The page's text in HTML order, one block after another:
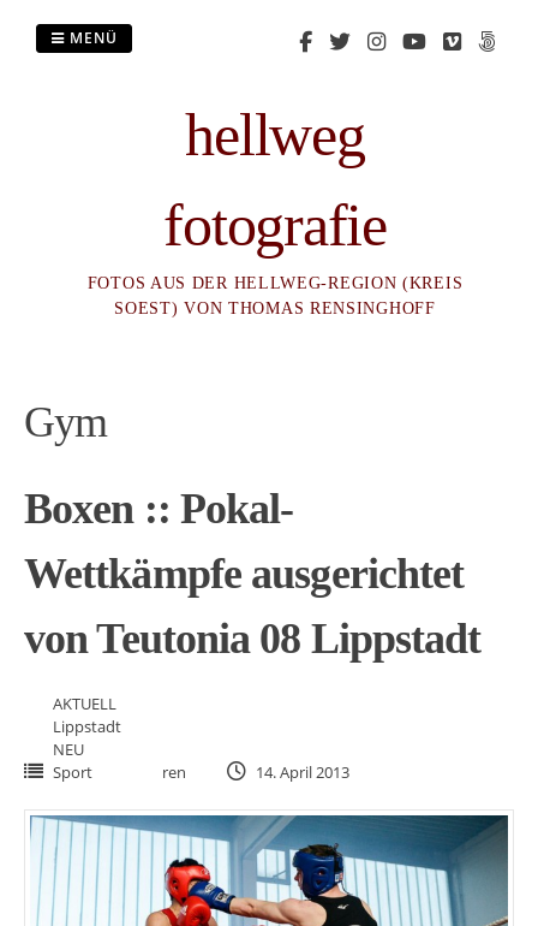
hellweg
fotografie
FOTOS AUS DER HELLWEG-REGION (KREIS
SOEST) VON THOMAS RENSINGHOFF
MENÜ
Gym
Boxen :: Pokal-
Wettkämpfe ausgerichtet
von Teutonia 08 Lippstadt
AKTUELL
Lippstadt
NEU
Sport
ren 14. April 2013